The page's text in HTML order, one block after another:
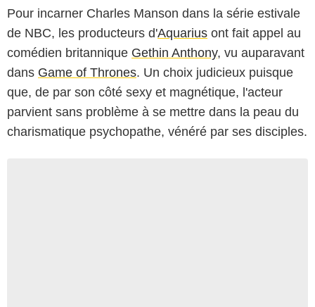
Pour incarner Charles Manson dans la série estivale
de NBC, les producteurs d'Aquarius ont fait appel au
comédien britannique Gethin Anthony, vu auparavant
dans Game of Thrones. Un choix judicieux puisque
que, de par son côté sexy et magnétique, l'acteur
parvient sans problème à se mettre dans la peau du
charismatique psychopathe, vénéré par ses disciples.